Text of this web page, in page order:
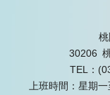
30206
TEL：
上班時間：星期